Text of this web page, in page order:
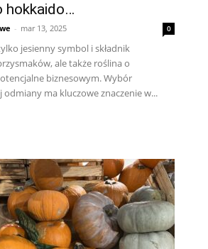
hokkaido…
- mar 13, 2025 0
jesienny symbol i składnik
ale także roślina o
biznesowym. Wybór
ma kluczowe znaczenie w...